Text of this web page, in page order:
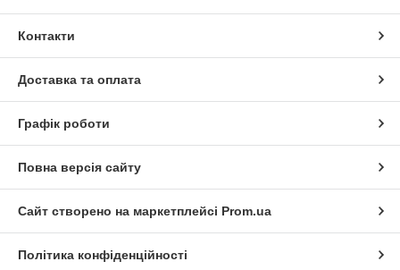
Контакти
Доставка та оплата
Графік роботи
Повна версія сайту
Сайт створено на маркетплейсі Prom.ua
Політика конфіденційності